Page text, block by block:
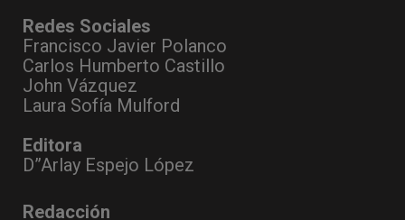
Redes Sociales
Francisco Javier Polanco
Carlos Humberto Castillo
John Vázquez
Laura Sofía Mulford
Editora
D”Arlay Espejo López
Redacción